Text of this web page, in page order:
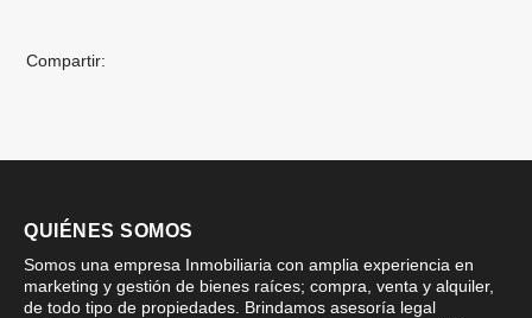
Compartir:
QUIÉNES SOMOS
Somos una empresa Inmobiliaria con amplia experiencia en
marketing y gestión de bienes raíces; compra, venta y alquiler,
de todo tipo de propiedades. Brindamos asesoría legal